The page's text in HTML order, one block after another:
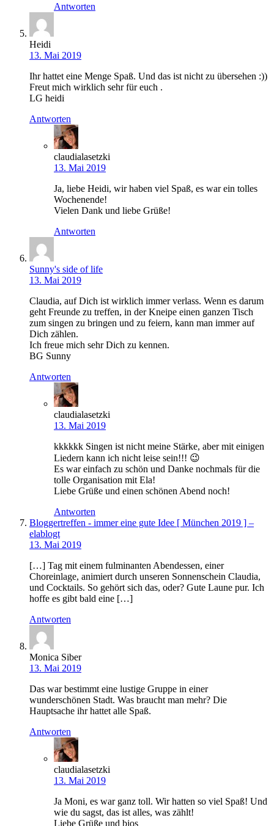
Antworten
Heidi
13. Mai 2019
Ihr hattet eine Menge Spaß. Und das ist nicht zu übersehen :))
Freut mich wirklich sehr für euch .
LG heidi
Antworten
claudialasetzki
13. Mai 2019
Ja, liebe Heidi, wir haben viel Spaß, es war ein tolles
Wochenende!
Vielen Dank und liebe Grüße!
Antworten
Sunny's side of life
13. Mai 2019
Claudia, auf Dich ist wirklich immer verlass. Wenn es darum
geht Freunde zu treffen, in der Kneipe einen ganzen Tisch
zum singen zu bringen und zu feiern, kann man immer auf
Dich zählen.
Ich freue mich sehr Dich zu kennen.
BG Sunny
Antworten
claudialasetzki
13. Mai 2019
kkkkkk Singen ist nicht meine Stärke, aber mit einigen
Liedern kann ich nicht leise sein!!! 😉
Es war einfach zu schön und Danke nochmals für die
tolle Organisation mit Ela!
Liebe Grüße und einen schönen Abend noch!
Antworten
Bloggertreffen - immer eine gute Idee [ München 2019 ] –
elablogt
13. Mai 2019
[…] Tag mit einem fulminanten Abendessen, einer
Choreinlage, animiert durch unseren Sonnenschein Claudia,
und Cocktails. So gehört sich das, oder? Gute Laune pur. Ich
hoffe es gibt bald eine […]
Antworten
Monica Siber
13. Mai 2019
Das war bestimmt eine lustige Gruppe in einer
wunderschönen Stadt. Was braucht man mehr? Die
Hauptsache ihr hattet alle Spaß.
Antworten
claudialasetzki
13. Mai 2019
Ja Moni, es war ganz toll. Wir hatten so viel Spaß! Und
wie du sagst, das ist alles, was zählt!
Liebe Grüße und bjos